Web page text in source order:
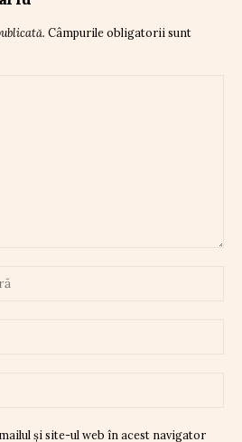
Câmpurile obligatorii sunt
și site-ul web în acest navigator